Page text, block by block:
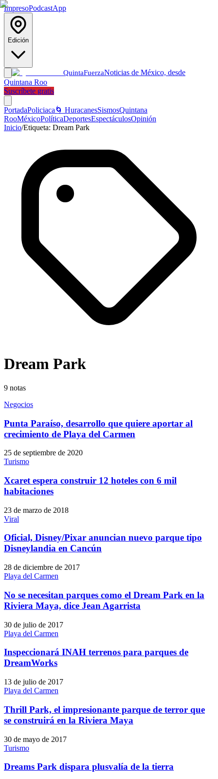
ImpresoPodcastApp
Edición
QuintaFuerzaNoticias de México, desde
Quintana Roo
Suscríbete gratis
PortadaPoliciaca 🌀 HuracanesSismosQuintana
RooMéxicoPolíticaDeportesEspectáculosOpinión
Inicio/Etiqueta: Dream Park
Dream Park
9 notas
Negocios
Punta Paraíso, desarrollo que quiere aportar al
crecimiento de Playa del Carmen
25 de septiembre de 2020
Turismo
Xcaret espera construir 12 hoteles con 6 mil
habitaciones
23 de marzo de 2018
Viral
Oficial, Disney/Pixar anuncian nuevo parque tipo
Disneylandia en Cancún
28 de diciembre de 2017
Playa del Carmen
No se necesitan parques como el Dream Park en la
Riviera Maya, dice Jean Agarrista
30 de julio de 2017
Playa del Carmen
Inspeccionará INAH terrenos para parques de
DreamWorks
13 de julio de 2017
Playa del Carmen
Thrill Park, el impresionante parque de terror que
se construirá en la Riviera Maya
30 de mayo de 2017
Turismo
Dreams Park dispara plusvalía de la tierra